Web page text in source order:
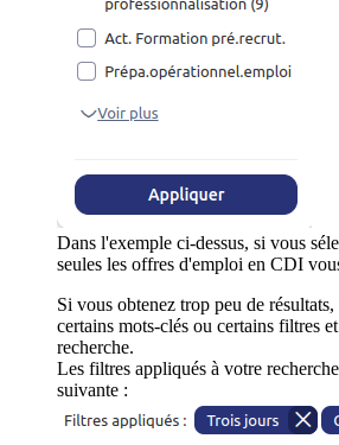
Dans l'exemple ci-dessus, si vous
seules les offres d'emploi en CDI
Si vous obtenez trop peu de
certains mots-clés ou certains filtres
recherche.
Les filtres appliqués à votre
suivante :